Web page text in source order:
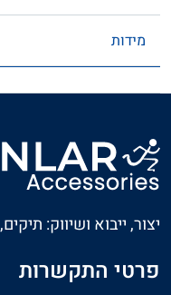
מידות
יצור, ייבוא ושיווק:
פרטי התקשרות